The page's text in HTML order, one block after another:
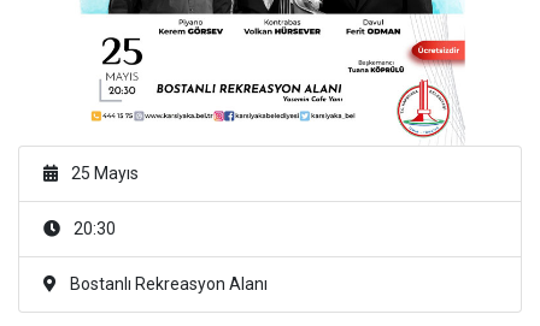
25 Mayıs
20:30
Bostanlı Rekreasyon Alanı